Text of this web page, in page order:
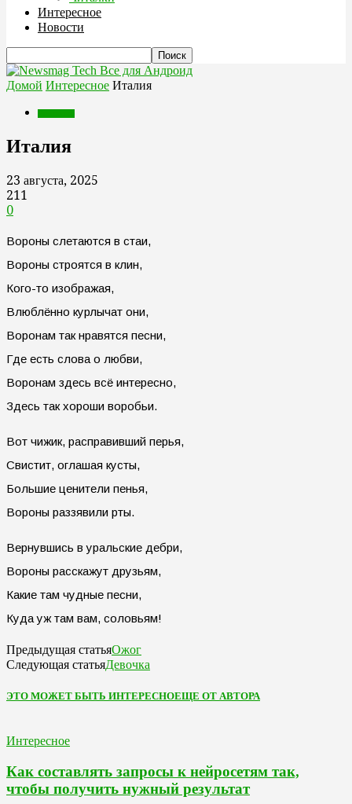
Интересное
Новости
Все для Андроид
Домой Интересное Италия
Италия
23 августа, 2025
211
0
Вороны слетаются в стаи,
Вороны строятся в клин,
Кого-то изображая,
Влюблённо курлычат они,
Воронам так нравятся песни,
Где есть слова о любви,
Воронам здесь всё интересно,
Здесь так хороши воробьи.
Вот чижик, расправивший перья,
Свистит, оглашая кусты,
Большие ценители пенья,
Вороны раззявили рты.
Вернувшись в уральские дебри,
Вороны расскажут друзьям,
Какие там чудные песни,
Куда уж там вам, соловьям!
Предыдущая статьяОжог
Следующая статьяДевочка
ЭТО МОЖЕТ БЫТЬ ИНТЕРЕСНОЕЩЕ ОТ АВТОРА
Интересное
Как составлять запросы к нейросетям так,
чтобы получить нужный результат